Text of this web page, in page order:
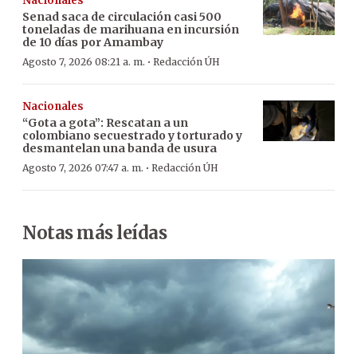
Senad saca de circulación casi 500
toneladas de marihuana en incursión
de 10 días por Amambay
Agosto 7, 2026 08:21 a. m. · Redacción ÚH
Nacionales
“Gota a gota”: Rescatan a un
colombiano secuestrado y torturado y
desmantelan una banda de usura
Agosto 7, 2026 07:47 a. m. · Redacción ÚH
Notas más leídas